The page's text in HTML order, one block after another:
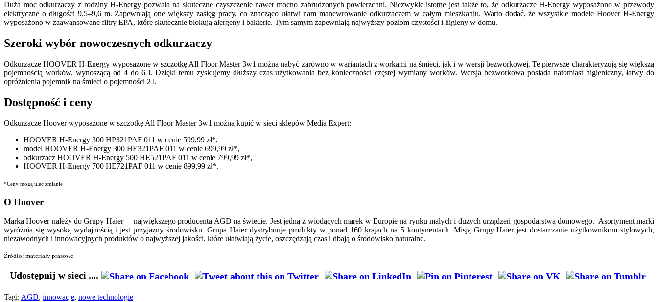
Duża moc odkurzaczy z rodziny H-Energy pozwala na skuteczne czyszczenie nawet mocno zabrudzonych powierzchni. Niezwykle istotne jest także to, że odkurzacze H-Energy wyposażono w przewody
elektryczne o długości 9,5–9,6 m. Zapewniają one większy zasięg pracy, co znacząco ułatwi nam manewrowanie odkurzaczem w całym mieszkaniu. Warto dodać, że wszystkie modele Hoover H-Energy
wyposażono w zaawansowane filtry EPA, które skutecznie blokują alergeny i bakterie. Tym samym zapewniają najwyższy poziom czystości i higieny w domu.
Szeroki wybór nowoczesnych odkurzaczy
Odkurzacze HOOVER H-Energy wyposażone w szczotkę All Floor Master 3w1 można nabyć zarówno w wariantach z workami na śmieci, jak i w wersji bezworkowej. Te pierwsze charakteryzują się większą
pojemnością worków, wynoszącą od 4 do 6 l. Dzięki temu zyskujemy dłuższy czas użytkowania bez konieczności częstej wymiany worków. Wersja bezworkowa posiada natomiast higieniczny, łatwy do
opróżnienia pojemnik na śmieci o pojemności 2 l.
Dostępność i ceny
Odkurzacze Hoover wyposażone w szczotkę All Floor Master 3w1 można kupić w sieci sklepów Media Expert:
HOOVER H-Energy 300 HP321PAF 011 w cenie 599,99 zł*,
model HOOVER H-Energy 300 HE321PAF 011 w cenie 699,99 zł*,
odkurzacz HOOVER H-Energy 500 HE521PAF 011 w cenie 799,99 zł*,
HOOVER H-Energy 700 HE721PAF 011 w cenie 899,99 zł*.
*Ceny mogą ulec zmianie
O Hoover
Marka Hoover należy do Grupy Haier – największego producenta AGD na świecie. Jest jedną z wiodących marek w Europie na rynku małych i dużych urządzeń gospodarstwa domowego. Asortyment marki
wyróżnia się wysoką wydajnością i jest przyjazny środowisku. Grupa Haier dystrybuuje produkty w ponad 160 krajach na 5 kontynentach. Misją Grupy Haier jest dostarczanie użytkownikom stylowych,
niezawodnych i innowacyjnych produktów o najwyższej jakości, które ułatwiają życie, oszczędzają czas i dbają o środowisko naturalne.
Źródło: materiały prasowe
Udostępnij w sieci ....
Tagi: AGD, innowacje, nowe technologie